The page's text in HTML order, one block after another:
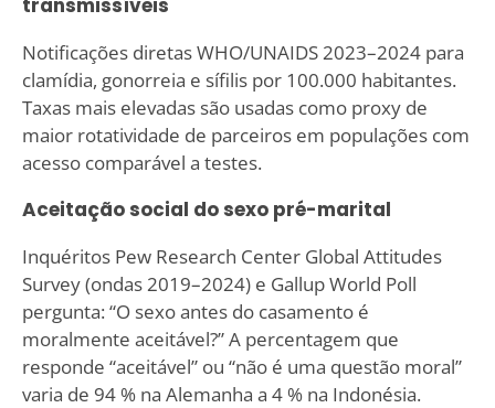
Notificações diretas WHO/UNAIDS 2023–2024 para
clamídia, gonorreia e sífilis por 100.000 habitantes.
Taxas mais elevadas são usadas como proxy de
maior rotatividade de parceiros em populações com
acesso comparável a testes.
Aceitação social do sexo pré-marital
Inquéritos Pew Research Center Global Attitudes
Survey (ondas 2019–2024) e Gallup World Poll
pergunta: “O sexo antes do casamento é
moralmente aceitável?” A percentagem que
responde “aceitável” ou “não é uma questão moral”
varia de 94 % na Alemanha a 4 % na Indonésia.